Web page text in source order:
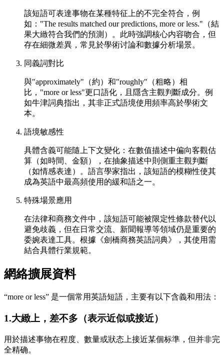
該短語可表達事物在某種特征上的不完全符合，例
如："The results matched our predictions, more or less."（結
果大緻符合我們的預測）。此時強調核心内容吻合，但
存在細微差異，常見於學術讨論和數據分析場景。
同義詞對比
與"approximately"（約）和"roughly"（粗略）相
比，"more or less"更口語化，且隱含主觀判斷成分。例
如牛津詞典指出，其非正式語境使用頻率高於學術文
本。
語境敏感性
具體含義可能隨上下文變化：在數值描述中偏向客觀估
算（如時間、金額），在抽象描述中則側重主觀判斷
（如情感表達）。語言學家指出，該短語的模糊性使其
成為英語中最高頻使用的緩和語之一。
特殊場景應用
在法律和商務文件中，該短語可能被限定性條款替代以
避免歧義，但在日常交流、新聞報導等領域仍是重要的
委婉表達工具。根據《劍橋商務英語詞典》，其使用需
結合具體行業規範。
網絡擴展資料
“more or less” 是一個常用英語短語，主要有以下含義和用法：
1.大緻上，差不多（表示近似或接近）
用於描述事物在程度、數量或狀态上接近某個标準，但并非完
全精确。